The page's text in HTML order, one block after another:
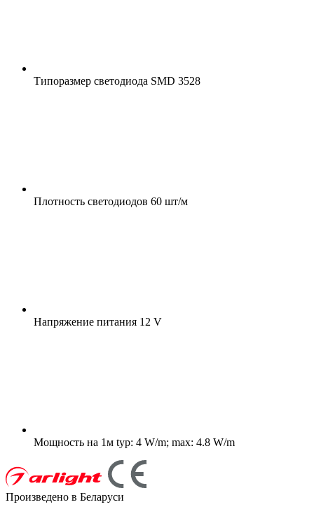
Типоразмер светодиода SMD 3528
Плотность светодиодов 60 шт/м
Напряжение питания 12 V
Мощность на 1м typ: 4 W/m; max: 4.8 W/m
Произведено в Беларуси